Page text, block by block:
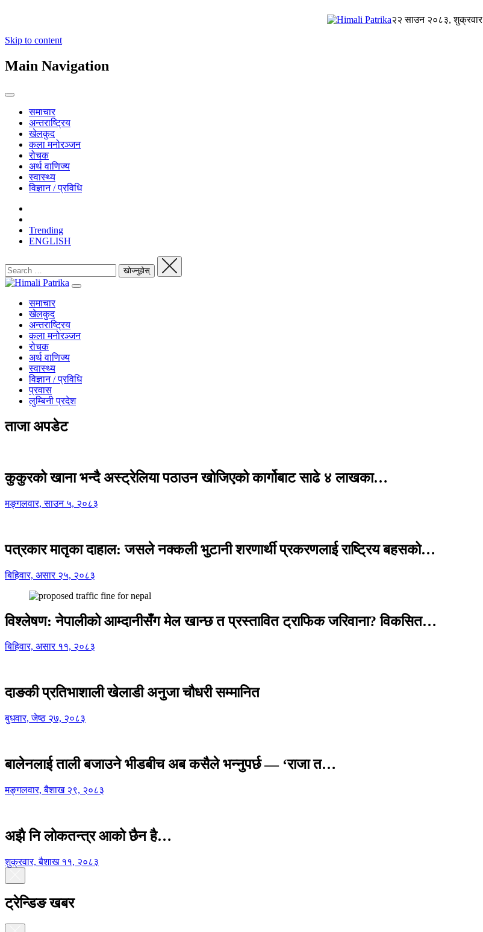
२२ साउन २०८३, शुक्रवार
Skip to content
Main Navigation
समाचार
अन्तराष्ट्रिय
खेलकुद
कला मनोरञ्जन
रोचक
अर्थ वाणिज्य
स्वास्थ्य
विज्ञान / प्रविधि
Trending
ENGLISH
समाचार
खेलकुद
अन्तराष्ट्रिय
कला मनोरञ्जन
रोचक
अर्थ वाणिज्य
स्वास्थ्य
विज्ञान / प्रविधि
प्रवास
लुम्बिनी प्रदेश
ताजा अपडेट
कुकुरको खाना भन्दै अस्ट्रेलिया पठाउन खोजिएको कार्गोबाट साढे ४ लाखका…
मङ्गलवार, साउन ५, २०८३
पत्रकार मातृका दाहाल: जसले नक्कली भुटानी शरणार्थी प्रकरणलाई राष्ट्रिय बहसको…
बिहिवार, असार २५, २०८३
विश्लेषण: नेपालीको आम्दानीसँग मेल खान्छ त प्रस्तावित ट्राफिक जरिवाना? विकसित…
बिहिवार, असार ११, २०८३
दाङकी प्रतिभाशाली खेलाडी अनुजा चौधरी सम्मानित
बुधवार, जेष्ठ २७, २०८३
बालेनलाई ताली बजाउने भीडबीच अब कसैले भन्नुपर्छ — ‘राजा त…
मङ्गलवार, बैशाख २९, २०८३
अझै नि लोकतन्त्र आको छैन है…
शुक्रवार, बैशाख ११, २०८३
ट्रेन्डिङ खबर